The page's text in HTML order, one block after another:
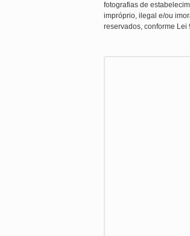
fotografias de
impróprio, ilegal e/ou
reservados, conforme Lei